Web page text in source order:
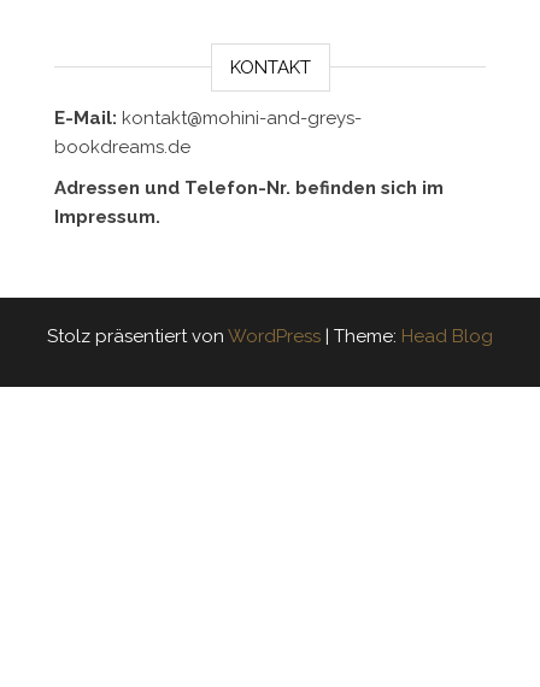
KONTAKT
E-Mail: kontakt@mohini-and-greys-
bookdreams.de
Adressen und Telefon-Nr. befinden sich im
Impressum.
Stolz präsentiert von WordPress | Theme: Head Blog